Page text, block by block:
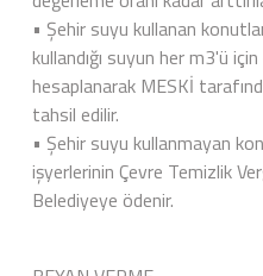
• Şehir suyu kullanan
kullandığı suyun her m3'ü
hesaplanarak MESKİ
tahsil edilir.
• Şehir suyu kullanmayan
işyerlerinin Çevre Temizlik
Belediyeye ödenir.